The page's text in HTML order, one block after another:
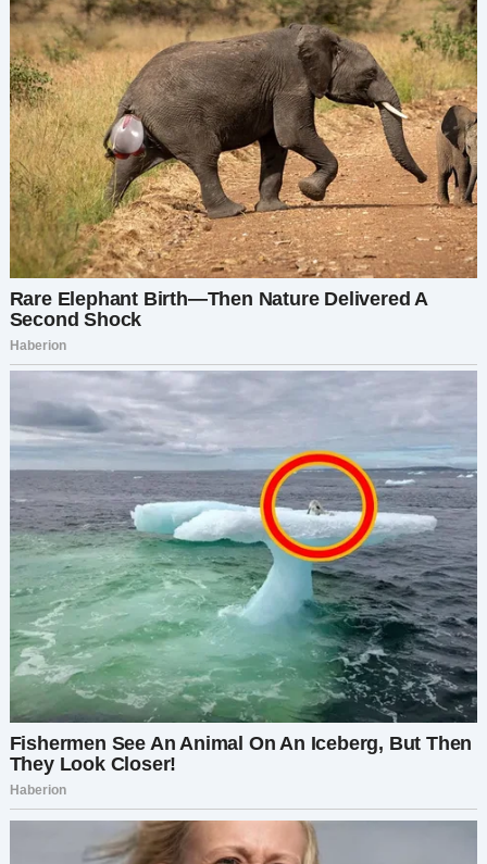
У меня сердце замерло. Я тут же ответила,
рассказала, кто я, как познакомилась с Артуром
и что он оставил что-то для Матвея.
Мы договорились встретиться в тихом кафе в
центре. Я не знала, чего ждать.
Матвейвыглядел словно сошёл с фотографии,
которую как-то показывал мне Артур. Те же
задумчивые глаза, та же полуулыбка.
Мы сели, и я передала ему письмо. Он читал его
медленно, сначала никак не реагируя. Потом
его челюсть напряглась, и глаза заблестели.
— Он никогда не пытался с нами связаться, —
прошептал он. — Ни разу.
— Я знаю, — сказала я. — Но думаю… он хотел.
Просто боялся, что уже слишком поздно.
Матвей ничего не ответил. Но потом аккуратно
сложил письмо, убрал его в карман куртки и
кивнул.
— Хорошо, что он с кем-то поговорил. Хорошо,
что этим кем-то были вы.
Мы проговорили больше часа. Он рассказал
мне, как рос без отца, как второй папа
воспитывал его с тихой силой. Как он всегда